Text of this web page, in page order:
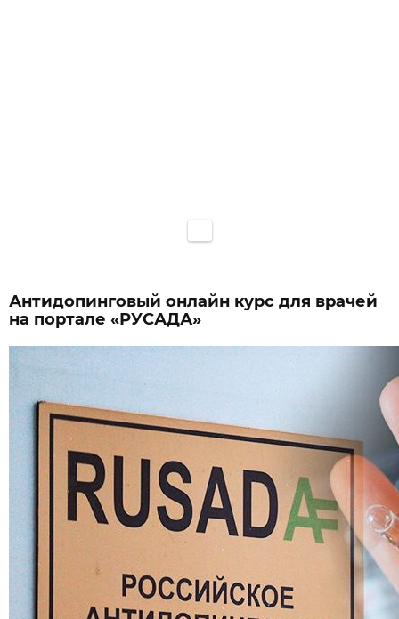
Антидопинговый онлайн курс для врачей
на портале «РУСАДА»